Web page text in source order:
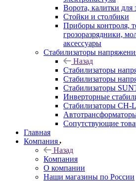
Ворота, калитки для
Стойки и столбики
Приборы контроля,
грозоразрядники,
аксессуары
Стабилизаторы
Назад
Стабилизаторы
Стабилизаторы
Стабилизаторы
Инверторные
Стабилизаторы СН-
Сопутствующие
Главная
Компания
Назад
Компания
О компании
Наши магазины по России